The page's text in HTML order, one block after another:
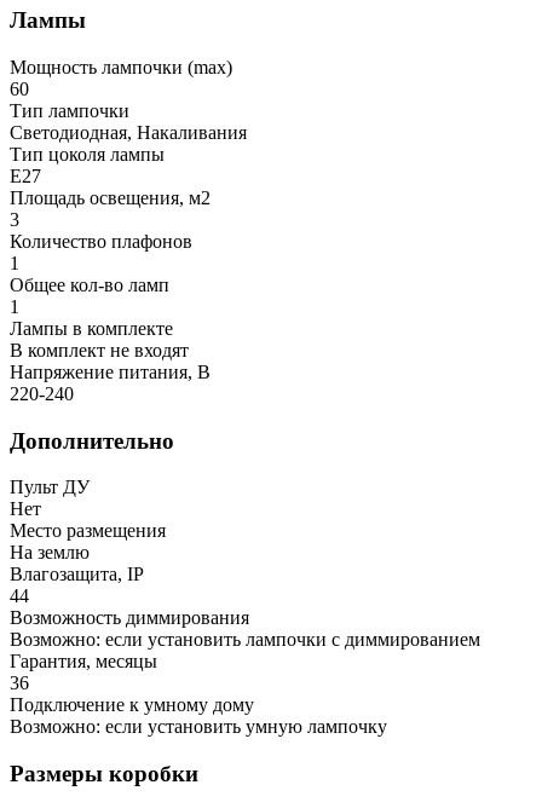
Лампы
Мощность лампочки (max)
60
Тип лампочки
Светодиодная, Накаливания
Тип цоколя лампы
E27
Площадь освещения, м2
3
Количество плафонов
1
Общее кол-во ламп
1
Лампы в комплекте
В комплект не входят
Напряжение питания, В
220-240
Дополнительно
Пульт ДУ
Нет
Место размещения
На землю
Влагозащита, IP
44
Возможность диммирования
Возможно: если установить лампочки с диммированием
Гарантия, месяцы
36
Подключение к умному дому
Возможно: если установить умную лампочку
Размеры коробки